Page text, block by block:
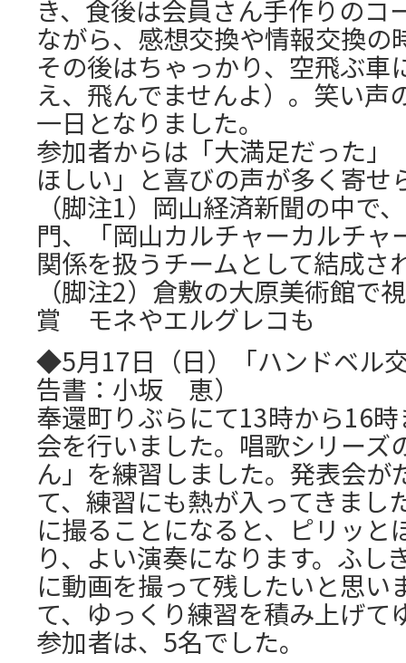
き、食後は会員さん手作りのコ
ながら、感想交換や情報交換の
その後はちゃっかり、空飛ぶ車
え、飛んでませんよ）。笑い声
一日となりました。
参加者からは「大満足だった」
ほしい」と喜びの声が多く寄せ
（脚注1）岡山経済新聞の中で
門、「岡山カルチャーカルチャ
関係を扱うチームとして結成さ
（脚注2）倉敷の大原美術館で
賞 モネやエルグレコも
◆5月17日（日）「ハンドベル
告書：小坂 恵）
奉還町りぶらにて13時から16
会を行いました。唱歌シリーズ
ん」を練習しました。発表会が
て、練習にも熱が入ってきまし
に撮ることになると、ピリッと
り、よい演奏になります。ふし
に動画を撮って残したいと思い
て、ゆっくり練習を積み上げて
参加者は、5名でした。